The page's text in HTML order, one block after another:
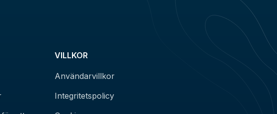
VILLKOR
Användarvillkor
Integritetspolicy